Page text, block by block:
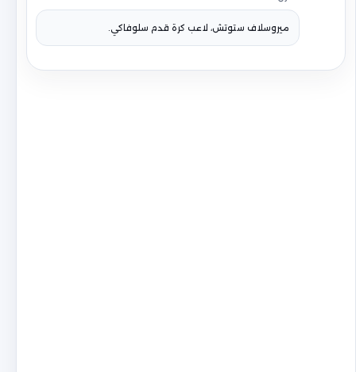
ميروسلاف ستوتش، لاعب كرة قدم سلوفاكي.